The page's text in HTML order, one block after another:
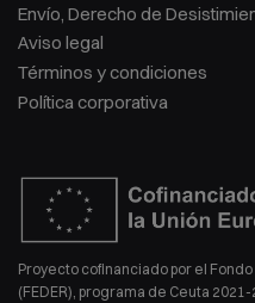
Envío, Derecho de
Aviso legal
Términos y condiciones
Política corporativa
Proyecto cofinanciado por el
(FEDER), programa de Ceuta 2021-